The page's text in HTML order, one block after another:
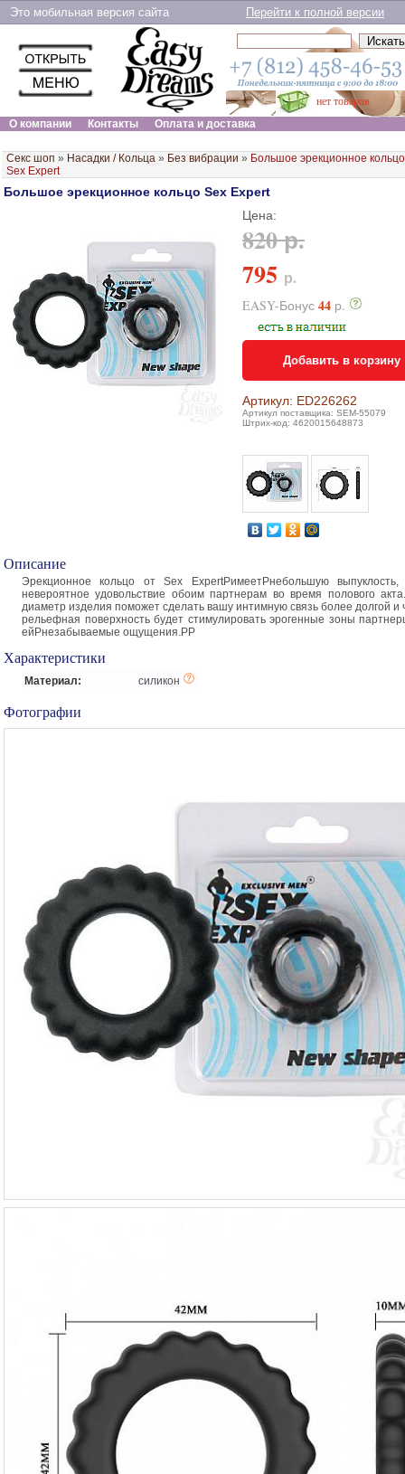
Это мобильная версия сайта Перейти к полной версии
нет товаров
О компании
Контакты Оплата и доставка
Секс шоп » Насадки / Кольца » Без вибрации » Большое эрекционное кольцо
Sex Expert
Большое эрекционное кольцо Sex Expert
Цена:
820 р.
795 р.
EASY-Бонус 44 р.
Добавить в корзину
Артикул: ED226262
Артикул поставщика: SEM-55079
Штрих-код: 4620015648873
Описание
Эрекционное кольцо от Sex ExpertPимеетPнебольшую выпуклость,
невероятное удовольствие обоим партнерам во время полового
диаметр изделия поможет сделать вашу интимную связь более долгой и
рельефная поверхность будет стимулировать эрогенные зоны
ейPнезабываемые ощущения.PP
Характеристики
Материал: силикон
Фотографии